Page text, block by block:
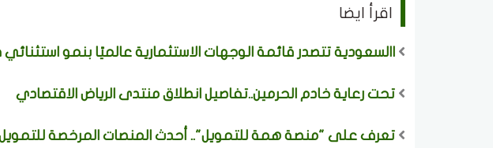
اقرأ ايضا
االسعودية تتصدر قائمة الوجهات الاستثمارية عالميًا بنمو استثنائي في
تحت رعاية خادم الحرمين..تفاصيل انطلاق منتدى الرياض الاقتصادي
تعرف على "منصة همة للتمويل".. أحدث المنصات المرخصة